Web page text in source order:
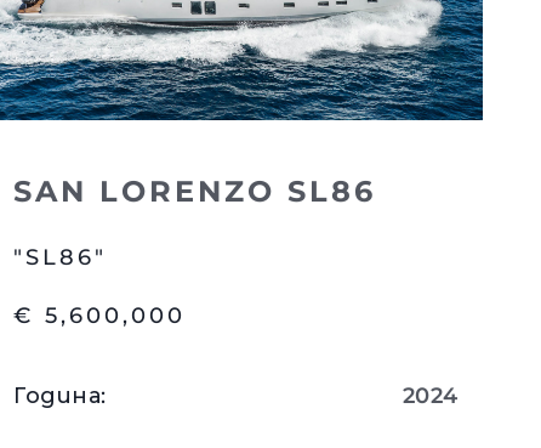
SAN LORENZO SL86
"SL86"
€ 5,600,000
Година: 2024